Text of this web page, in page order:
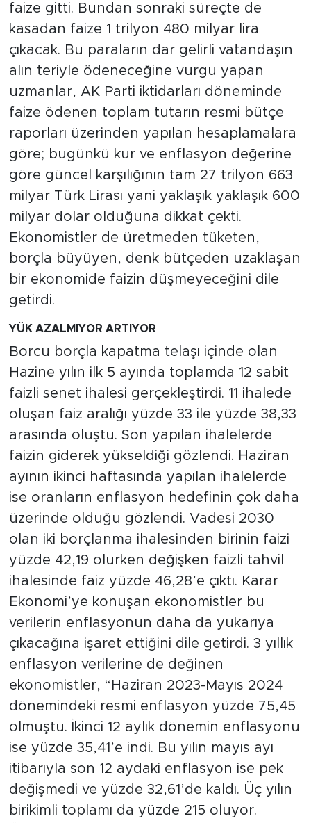
faize gitti. Bundan sonraki süreçte de
kasadan faize 1 trilyon 480 milyar lira
çıkacak. Bu paraların dar gelirli vatandaşın
alın teriyle ödeneceğine vurgu yapan
uzmanlar, AK Parti iktidarları döneminde
faize ödenen toplam tutarın resmi bütçe
raporları üzerinden yapılan hesaplamalara
göre; bugünkü kur ve enflasyon değerine
göre güncel karşılığının tam 27 trilyon 663
milyar Türk Lirası yani yaklaşık yaklaşık 600
milyar dolar olduğuna dikkat çekti.
Ekonomistler de üretmeden tüketen,
borçla büyüyen, denk bütçeden uzaklaşan
bir ekonomide faizin düşmeyeceğini dile
getirdi.
YÜK AZALMIYOR ARTIYOR
Borcu borçla kapatma telaşı içinde olan
Hazine yılın ilk 5 ayında toplamda 12 sabit
faizli senet ihalesi gerçekleştirdi. 11 ihalede
oluşan faiz aralığı yüzde 33 ile yüzde 38,33
arasında oluştu. Son yapılan ihalelerde
faizin giderek yükseldiği gözlendi. Haziran
ayının ikinci haftasında yapılan ihalelerde
ise oranların enflasyon hedefinin çok daha
üzerinde olduğu gözlendi. Vadesi 2030
olan iki borçlanma ihalesinden birinin faizi
yüzde 42,19 olurken değişken faizli tahvil
ihalesinde faiz yüzde 46,28’e çıktı. Karar
Ekonomi’ye konuşan ekonomistler bu
verilerin enflasyonun daha da yukarıya
çıkacağına işaret ettiğini dile getirdi. 3 yıllık
enflasyon verilerine de değinen
ekonomistler, “Haziran 2023-Mayıs 2024
dönemindeki resmi enflasyon yüzde 75,45
olmuştu. İkinci 12 aylık dönemin enflasyonu
ise yüzde 35,41’e indi. Bu yılın mayıs ayı
itibarıyla son 12 aydaki enflasyon ise pek
değişmedi ve yüzde 32,61’de kaldı. Üç yılın
birikimli toplamı da yüzde 215 oluyor.